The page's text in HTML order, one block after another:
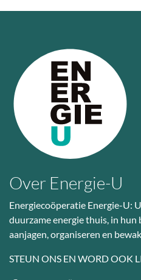
Over Energie-U
Energiecoöperatie Energie-U:
duurzame energie thuis, in hun
aanjagen, organiseren en
STEUN ONS EN WORD OOK